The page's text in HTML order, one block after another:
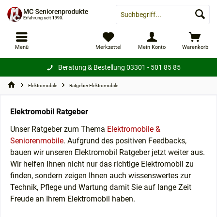
Beratung & Bestellung 03301 - 501 85 85
Warenkorb
Merkzettel Mein Konto
Menü
Elektromobile Ratgeber Elektromobile
Elektromobil Ratgeber
Unser Ratgeber zum Thema Elektromobile &
Seniorenmobile. Aufgrund des positiven Feedbacks,
bauen wir unseren Elektromobil Ratgeber jetzt weiter aus.
Wir helfen Ihnen nicht nur das richtige Elektromobil zu
finden, sondern zeigen Ihnen auch wissenswertes zur
Technik, Pflege und Wartung damit Sie auf lange Zeit
Freude an Ihrem Elektromobil haben.